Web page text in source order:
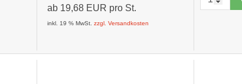
ab 19,68 EUR pro St.
inkl. 19 % MwSt.zzgl. Versandkosten